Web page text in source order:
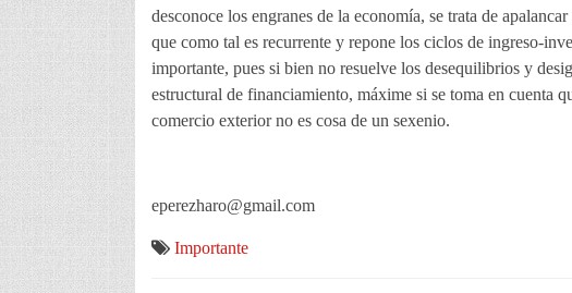
desconoce los engranes de la economía, se trata de
que como tal es recurrente y repone los ciclos de ingreso-
importante, pues si bien no resuelve los desequilibrios y
estructural de financiamiento, máxime si se toma en cuenta
comercio exterior no es cosa de un sexenio.
eperezharo@gmail.com
Importante